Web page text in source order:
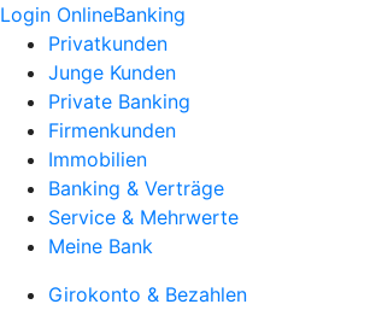
Login OnlineBanking
Privatkunden
Junge Kunden
Private Banking
Firmenkunden
Immobilien
Banking & Verträge
Service & Mehrwerte
Meine Bank
Girokonto & Bezahlen